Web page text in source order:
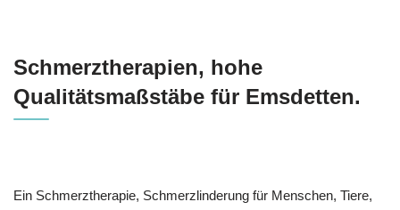
Schmerztherapien, hohe
Qualitätsmaßstäbe für Emsdetten.
Ein Schmerztherapie, Schmerzlinderung für Menschen, Tiere,